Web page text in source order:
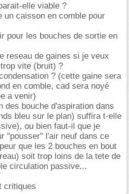
elle viable ?
un caisson en comble pour
pour les bouches de sortie en
reseau de gaines si je veux
vite (bruit) ?
? (cette gaine sera
en comble, cad sera noyé
a venir)
des bouche d'aspiration dans
bleu sur le plan) suffira t-elle
ou bien faut-il que je
"pousser" l'air neuf dans ce
que les 2 bouches en bout
soit trop loins de la tete de
circulation passive...
critiques